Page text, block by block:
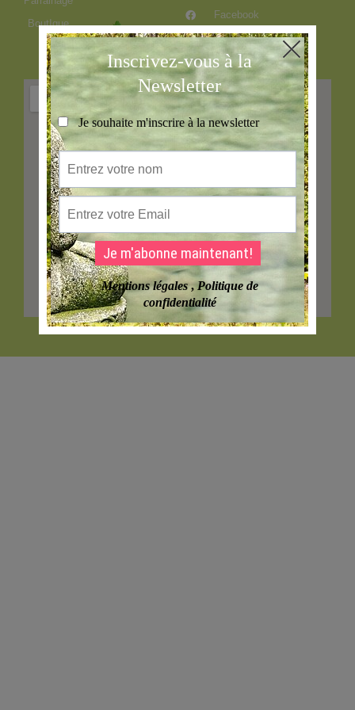
BoutIque
Facebook
Instagram